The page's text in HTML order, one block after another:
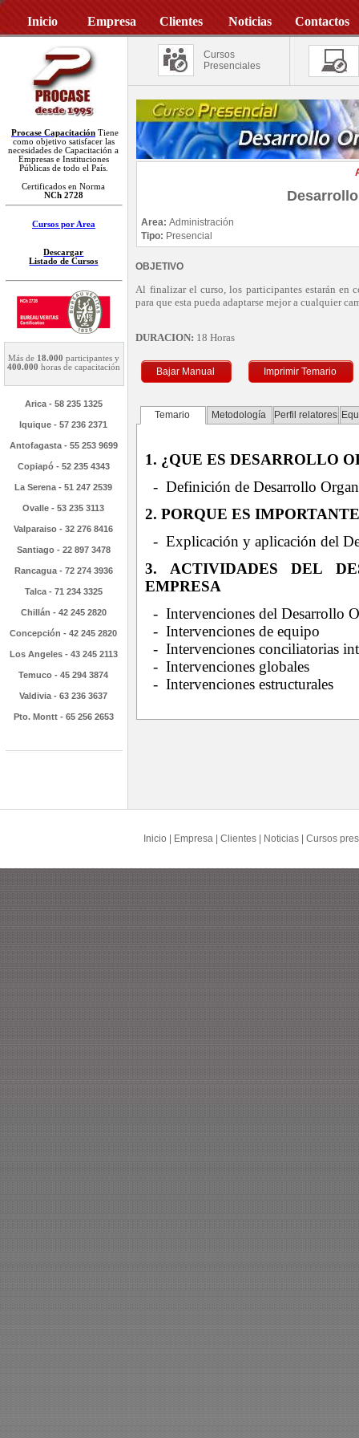
Inicio Empresa Clientes Noticias Contactos
Procase Capacitación Tiene
como objetivo satisfacer las
necesidades de Capacitación a
Empresas e Instituciones
Públicas de todo el País.
Certificados en Norma
NCh 2728
Cursos por Area
Descargar
Listado de Cursos
Más de 18.000 participantes y
400.000 horas de capacitación
Arica - 58 235 1325
Iquique - 57 236 2371
Antofagasta - 55 253 9699
Copiapó - 52 235 4343
La Serena - 51 247 2539
Ovalle - 53 235 3113
Valparaiso - 32 276 8416
Santiago - 22 897 3478
Rancagua - 72 274 3936
Talca - 71 234 3325
Chillán - 42 245 2820
Concepción - 42 245 2820
Los Angeles - 43 245 2113
Temuco - 45 294 3874
Valdivia - 63 236 3637
Pto. Montt - 65 256 2653
Cursos
Presenciales
Area:Administración
Tipo: Presencial
OBJETIVO
Al finalizar el curso, los participantes estarán en
para que esta pueda adaptarse mejor a cualquier
DURACION: 18 Horas
Bajar Manual Imprimir Temario
Temario Metodología Perfil relatores
1. ¿QUE ES DESARROLLO
- Definición de Desarrollo
2. PORQUE ES
- Explicación y aplicación del
3. ACTIVIDADES DEL
EMPRESA
- Intervenciones del Desarrollo
- Intervenciones de equipo
- Intervenciones conciliatorias
- Intervenciones globales
- Intervenciones estructurales
Inicio Empresa Clientes Noticias Cursos